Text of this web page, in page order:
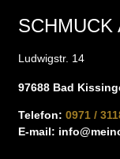
SCHMUCK
Ludwigstr. 14
97688 Bad
Telefon: 0971 /
E-mail: